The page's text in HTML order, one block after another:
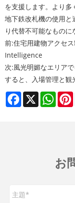
を支援します。より
地下鉄改札機の使用と
り代替不可能なものに
前:住宅用建物アクセ
Intelligence
次:風光明媚なエリア
すると、入場管理と観
Facebook
X
お